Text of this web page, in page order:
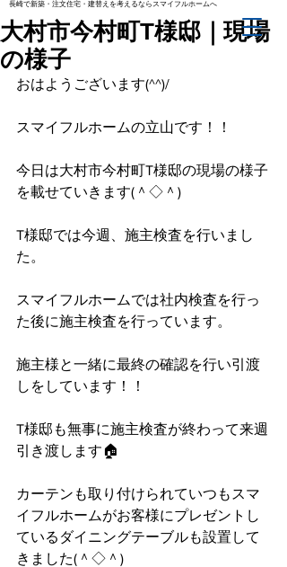
長崎で新築・注文住宅・建替えを考えるならスマイフルホームへ
大村市今村町T様邸｜現場
の様子
おはようございます(^^)/
スマイフルホームの立山です！！
今日は大村市今村町T様邸の現場の様子
を載せていきます(＾◇＾)
T様邸では今週、施主検査を行いまし
た。
スマイフルホームでは社内検査を行っ
た後に施主検査を行っています。
施主様と一緒に最終の確認を行い引渡
しをしています！！
T様邸も無事に施主検査が終わって来週
引き渡します🏠
カーテンも取り付けられていつもスマ
イフルホームがお客様にプレゼントし
ているダイニングテーブルも設置して
きました(＾◇＾)